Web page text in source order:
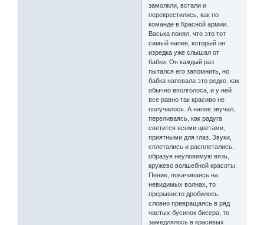
замолкли, встали и
перекрестились, как по
команде в Красной армии.
Васька понял, что это тот
самый напев, который он
изредка уже слышал от
бабки. Он каждый раз
пытался его запомнить, но
бабка напевала это редко, как
обычно вполголоса, и у ней
все равно так красиво не
получалось. А напев звучал,
переливаясь, как радуга
светится всеми цветами,
приятными для глаз. Звуки,
сплетались и расплетались,
образуя неуловимую вязь,
кружево волшебной красоты.
Пение, покачиваясь на
невидимых волнах, то
прерывисто дробилось,
словно превращаясь в ряд
частых бусинок бисера, то
замедлялось в красивых